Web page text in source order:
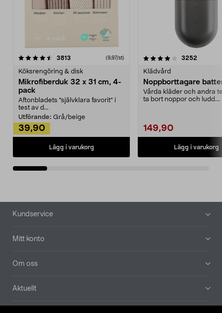
3813 (9,97/st)
Köksrengöring & disk
Mikrofiberduk 32 x 31 cm, 4-
pack
Aftonbladets "självklara favorit” i
test av d...
Utförande: Grå/beige
39,90
Lägg i varukorg
4.0av 5 stjärnor 3252
Klädvård
Noppborttagare
Vårda kläder och andra
ta bort noppor och ludd.
149,90
Lägg i varukorg
4.5av 5 stjärnor
Sidfot
Kundservice
Mitt konto
Om oss
Aktuellt